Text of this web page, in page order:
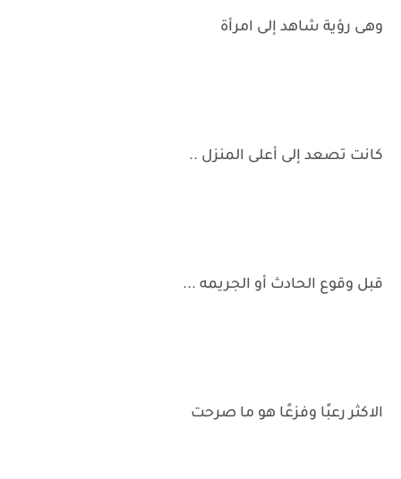
وهى رؤية شاهد إلى امرأة
كانت تصعد إلى أعلى المنزل ..
قبل وقوع الحادث أو الجريمه ...
الاكثر رعبًا وفزعًا هو ما صرحت